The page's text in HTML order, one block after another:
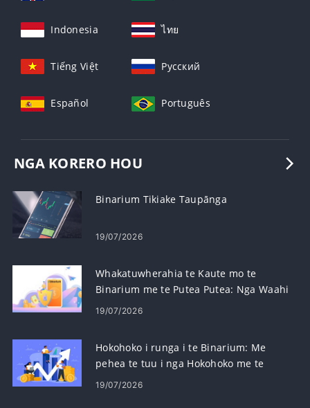
Indonesia ไทย
Tiếng Việt Русский
Español Português
NGA KORERO HOU
Binarium Tikiake Taupānga
19/07/2026
Whakatuwherahia te Kaute mo te
Binarium me te Putea Putea: Nga Waahi
me nga Whakaritenga
19/07/2026
Hokohoko i runga i te Binarium: Me
pehea te tuu i nga Hokohoko me te
Whakahaere Morearea
19/07/2026